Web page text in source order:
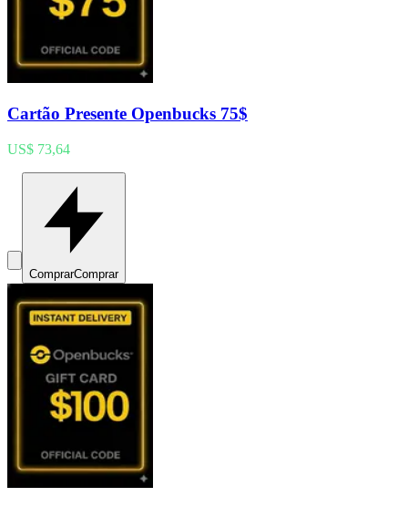
Cartão Presente Openbucks 75$
US$ 73,64
ComprarComprar